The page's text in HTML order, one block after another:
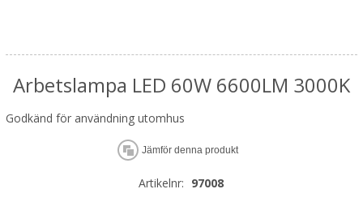
Arbetslampa LED 60W 6600LM 3000K
Godkänd för användning utomhus
Jämför denna produkt
Artikelnr: 97008